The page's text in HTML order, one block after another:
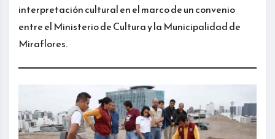
interpretación cultural en el marco de un convenio
entre el Ministerio de Cultura y la Municipalidad de
Miraflores.